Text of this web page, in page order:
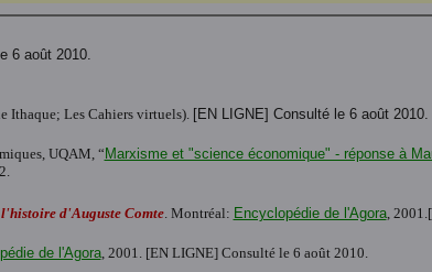
6 août 2010.
Ithaque; Les Cahiers virtuels). [EN LIGNE] Consulté le 6 août 2010.
UQAM, “Marxisme et "science économique" - réponse à
d'Auguste Comte. Montréal: Encyclopédie de l'Agora,
de l'Agora, 2001. [EN LIGNE] Consulté le 6 août 2010.